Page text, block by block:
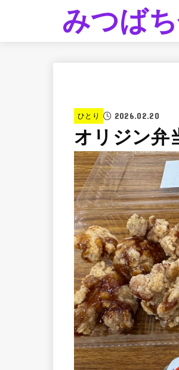
みつば
ひとり 2026.02.20
オリジン弁